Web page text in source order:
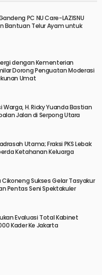
PC NU Care-LAZISNU
Bantuan Telur Ayam untuk
dengan Kementerian
Dorong Penguatan Moderasi
Umat
Warga, H. Ricky Yuanda Bastian
Jalan di Serpong Utara
Utama; Fraksi PKS Lebak
Ketahanan Keluarga
Sukses Gelar Tasyakur
Pentas Seni Spektakuler
Evaluasi Total Kabinet
Kader Ke Jakarta